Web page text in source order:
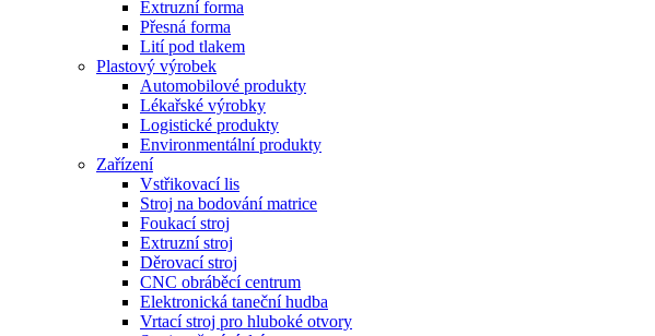
Extruzní forma
Přesná forma
Lití pod tlakem
Plastový výrobek
Automobilové produkty
Lékařské výrobky
Logistické produkty
Environmentální produkty
Zařízení
Vstřikovací lis
Stroj na bodování matrice
Foukací stroj
Extruzní stroj
Děrovací stroj
CNC obráběcí centrum
Elektronická taneční hudba
Vrtací stroj pro hluboké otvory